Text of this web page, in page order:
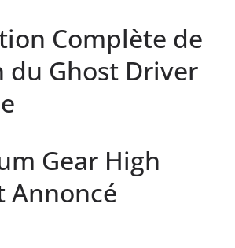
Complète de
du Ghost Driver
Gear High
Annoncé